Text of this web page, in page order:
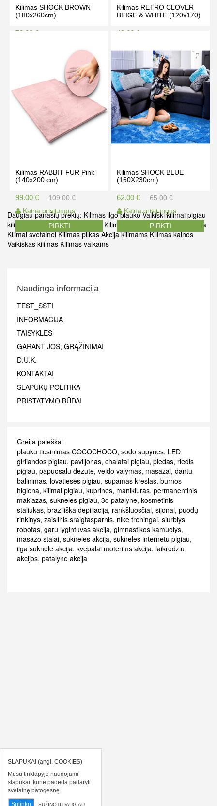
Kilimas SHOCK BROWN
(180x260cm)
79.00 €
PIRKTI
Kilimas RETRO CLOVER
BEIGE & WHITE (120x170)
49.00 €
PIRKTI
Kilimas RABBIT FUR Pink
(140x200 cm)
99.00 €
Kaina prisijungus
109.00 €
PIRKTI
Kilimas SHOCK BLUE
(160X230cm)
62.00 €
Kaina prisijungus
65.00 €
PIRKTI
Daugiau panašių prekių: Kilimas ilgo plauko Vaikiški kilimai pigiau
kilimai pigiau
kilimai ilgo plauko Kilimų išpardavimas Kilimai akcija
Kilimai svetainei Kilimas pilkas Akcija kilimams Kilimas kainos
Vaikiškas kilimas Kilimas vaikams
SLAPUKAI (angl. COOKIES)
Mūsų tinklapyje naudojami
slapukai, kurie padeda padaryti
svetainę patogesnę.
Sutinku
SUŽINOTI DAUGIAU
Naudinga informacija
TEST_SSTI
INFORMACIJA
TAISYKLĖS
GARANTIJOS, GRĄŽINIMAI
D.U.K.
KONTAKTAI
SLAPUKŲ POLITIKA
PRISTATYMO BŪDAI
Greita paieška:
plauku tiesinimas COCOCHOCO, sodo supynes, LED
girliandos pigiau, paviljonas, chalatai pigiau, pledas, riedis
pigiau, papuosalu dezute, veido valymas, masazai, dantu
balinimas, lovatieses pigiau, supamas kreslas, burnos
higiena, kilimai pigiau, kuprines, manikiuras, permanentinis
makiazas, sukneles pigiau, 3d patalyne, kosmetinis
staliukas, braziliška depiliacija, rankšluosčiai, sijonai, puodų
rinkinys, zaislinis sraigtasparnis, nike treningai, siurblys
robotas, garu lygintuvas akcija, gimnastikos kamuolys,
masazo stalai, sukneles akcija, sukneles internetu pigiau,
ilga suknele akcija, kvepalai moterims akcija, laikrodziu
akcijos, patalyne akcija